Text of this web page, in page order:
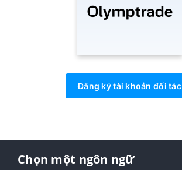
Đăng ký tài khoản đối tác
Chọn một ngôn ngữ